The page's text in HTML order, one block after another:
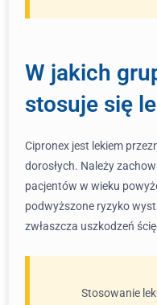
W jakich
stosuje się
Cipronex jest lekiem
dorosłych. Należy
pacjentów w wieku
podwyższone ryzyko
zwłaszcza uszkodzeń
Stosowanie